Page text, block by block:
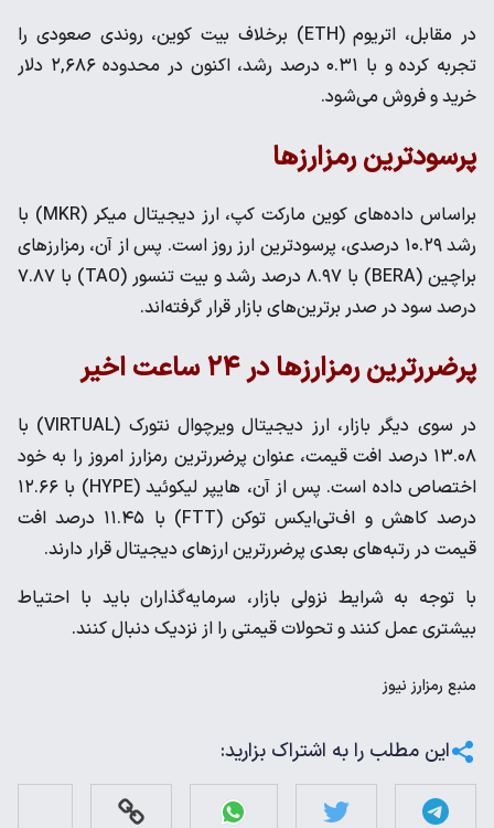
در مقابل، اتریوم (ETH) برخلاف بیت کوین، روندی صعودی را
تجربه کرده و با ۰.۳۱ درصد رشد، اکنون در محدوده ۲,۶۸۶ دلار
خرید و فروش می‌شود.
پرسودترین رمزارزها
براساس داده‌های کوین مارکت کپ، ارز دیجیتال میکر (MKR) با
رشد ۱۰.۲۹ درصدی، پرسودترین ارز روز است. پس از آن، رمزارزهای
براچین (BERA) با ۸.۹۷ درصد رشد و بیت تنسور (TAO) با ۷.۸۷
درصد سود در صدر برترین‌های بازار قرار گرفته‌اند.
پرضررترین رمزارزها در ۲۴ ساعت اخیر
در سوی دیگر بازار، ارز دیجیتال ویرچوال نتورک (VIRTUAL) با
۱۳.۰۸ درصد افت قیمت، عنوان پرضررترین رمزارز امروز را به خود
اختصاص داده است. پس از آن، هایپر لیکوئید (HYPE) با ۱۲.۶۶
درصد کاهش و اف‌تی‌ایکس توکن (FTT) با ۱۱.۴۵ درصد افت
قیمت در رتبه‌های بعدی پرضررترین ارزهای دیجیتال قرار دارند.
با توجه به شرایط نزولی بازار، سرمایه‌گذاران باید با احتیاط
بیشتری عمل کنند و تحولات قیمتی را از نزدیک دنبال کنند.
منبع رمزارز نیوز
این مطلب را به اشتراک بزارید: